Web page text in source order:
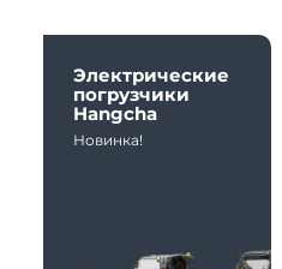
Электрические
погрузчики
Hangcha
Новинка!